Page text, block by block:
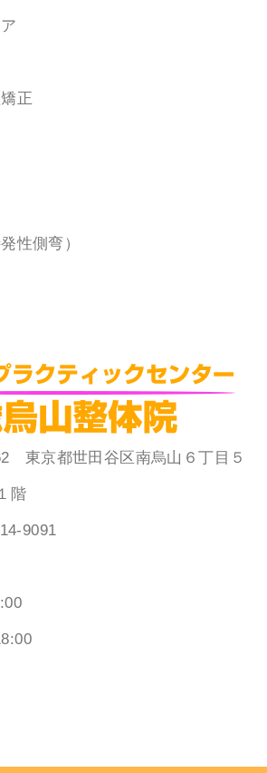
正
性側弯）
東京都世田谷区南烏山６丁目５
階
9091